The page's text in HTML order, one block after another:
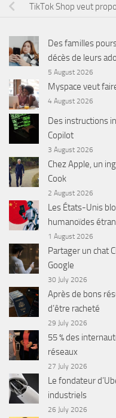
TikTok Shop veut
Des familles
décès de leurs
5 August 2026
Myspace veut
4 August 2026
Des instructions
Copilot
3 August 2026
Chez Apple, un
Cook
2 August 2026
Les États-Unis
humanoïdes
1 August 2026
Partager un chat
Google
30 July 2026
Après de bons
d’être racheté
29 July 2026
55 % des
réseaux
27 July 2026
Le fondateur
industriels
26 July 2026